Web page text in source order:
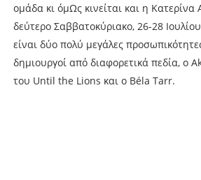
ομάδα κι όμΩς κινείται και η
δεύτερο Σαββατοκύριακο, 26-28
είναι δύο πολύ μεγάλες
δημιουργοί από διαφορετικά πεδία, ο
του Until the Lions και ο Béla Tarr.